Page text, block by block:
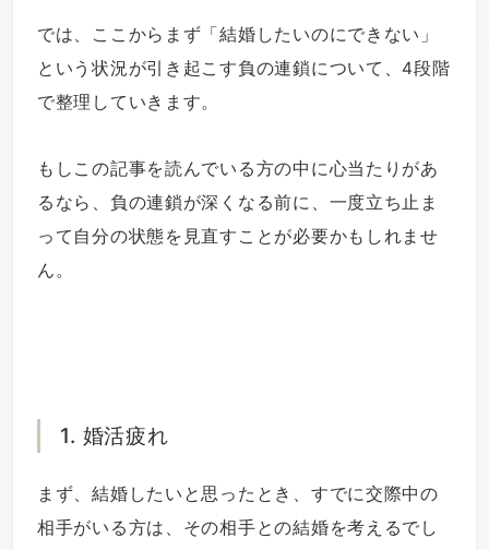
では、ここからまず「結婚したいのにできない」
という状況が引き起こす負の連鎖について、4段階
で整理していきます。
もしこの記事を読んでいる方の中に心当たりがあ
るなら、負の連鎖が深くなる前に、一度立ち止ま
って自分の状態を見直すことが必要かもしれませ
ん。
1. 婚活疲れ
まず、結婚したいと思ったとき、すでに交際中の
相手がいる方は、その相手との結婚を考えるでし